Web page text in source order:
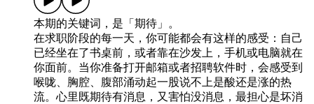
本期的关键词，是「期待」。
在求职阶段的每一天，你可能都会有这样的感受：自己
已经坐在了书桌前，或者靠在沙发上，手机或电脑就在
你面前。当你准备打开邮箱或者招聘软件时，会感受到
喉咙、胸腔、腹部涌动起一股说不上是酸还是涨的热
流。心里既期待有消息，又害怕没消息，最担心是坏消